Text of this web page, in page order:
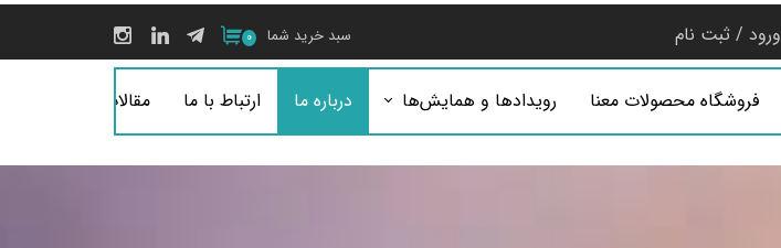
۰ سبد خرید شما ورود / ثبت نام
حساب کاربری من
تغییر گذر واژه
فروشگاه محصولات معنا رویدادها و همایش‌ها درباره ما ارتباط با ما مقالات